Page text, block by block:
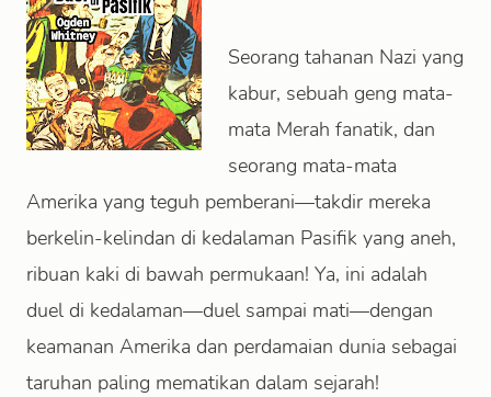
Seorang tahanan Nazi yang
kabur, sebuah geng mata-
mata Merah fanatik, dan
seorang mata-mata
Amerika yang teguh pemberani—takdir mereka
berkelin-kelindan di kedalaman Pasifik yang aneh,
ribuan kaki di bawah permukaan! Ya, ini adalah
duel di kedalaman—duel sampai mati—dengan
keamanan Amerika dan perdamaian dunia sebagai
taruhan paling mematikan dalam sejarah!